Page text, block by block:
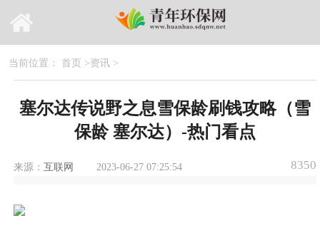
当前位置： 首页 >资讯>
塞尔达传说野之息雪保龄刷钱攻略（雪
保龄 塞尔达）-热门看点
来源： 互联网 2023-06-27 07:25:54 8350